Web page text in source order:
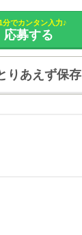
分でカンタン入力♪
応募する
りあえず保存